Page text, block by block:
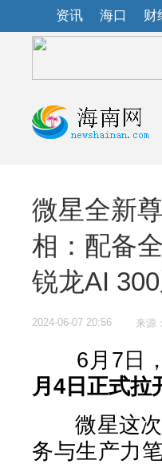
资讯 海口 财
微星全新
相：配备
锐龙AI
2024-06-07 20:56 来源
6月7日，
月4日正式拉
微星这次
务与生产力